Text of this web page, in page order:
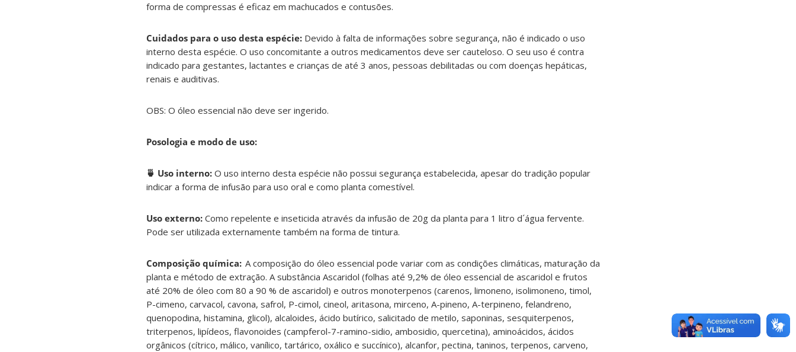
forma de compressas é eficaz em machucados e contusões.
Cuidados para o uso desta espécie: Devido à falta de informações sobre segurança, não é indicado o uso
interno desta espécie. O uso concomitante a outros medicamentos deve ser cauteloso. O seu uso é contra
indicado para gestantes, lactantes e crianças de até 3 anos, pessoas debilitadas ou com doenças hepáticas,
renais e auditivas.
OBS: O óleo essencial não deve ser ingerido.
Posologia e modo de uso:
🍵 Uso interno: O uso interno desta espécie não possui segurança estabelecida, apesar do tradição popular
indicar a forma de infusão para uso oral e como planta comestível.
Uso externo: Como repelente e inseticida através da infusão de 20g da planta para 1 litro d´água fervente.
Pode ser utilizada externamente também na forma de tintura.
Composição química: A composição do óleo essencial pode variar com as condições climáticas, maturação da
planta e método de extração. A substância Ascaridol (folhas até 9,2% de óleo essencial de ascaridol e frutos
até 20% de óleo com 80 a 90 % de ascaridol) e outros monoterpenos (carenos, limoneno, isolimoneno, timol,
P-cimeno, carvacol, cavona, safrol, P-cimol, cineol, aritasona, mirceno, A-pineno, A-terpineno, felandreno,
quenopodina, histamina, glicol), alcaloides, ácido butírico, salicitado de metilo, saponinas, sesquiterpenos,
triterpenos, lipídeos, flavonoides (campferol-7-ramino-sidio, ambosidio, quercetina), aminoácidos, ácidos
orgânicos (cítrico, málico, vanílico, tartárico, oxálico e succínico), alcanfor, pectina, taninos, terpenos, carveno,